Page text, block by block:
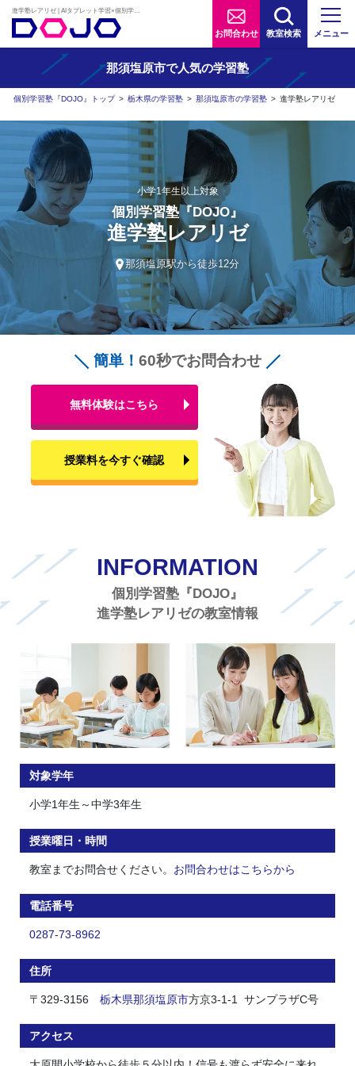
お問合わせ 教室検索 メニュー
那須塩原市で人気の学習塾
個別学習塾『DOJO』トップ > 栃木県の学習塾 > 那須塩原市の学習塾 > 進学塾レアリゼ
小学1年生以上対象
個別学習塾『DOJO』
進学塾レアリゼ
那須塩原駅から徒歩12分
簡単！ 60秒でお問合わせ
無料体験はこちら
授業料を今すぐ確認
INFORMATION
個別学習塾『DOJO』
進学塾レアリゼの教室情報
対象学年
小学1年生～中学3年生
授業曜日・時間
教室までお問合せください。 お問合わせはこちらから
電話番号
0287-73-8962
住所
〒329-3156 栃木県那須塩原市方京3-1-1 サンプラザC号
アクセス